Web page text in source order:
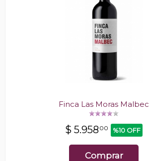
Finca Las Moras Malbec
$ 5.958 00 %10 OFF
Comprar